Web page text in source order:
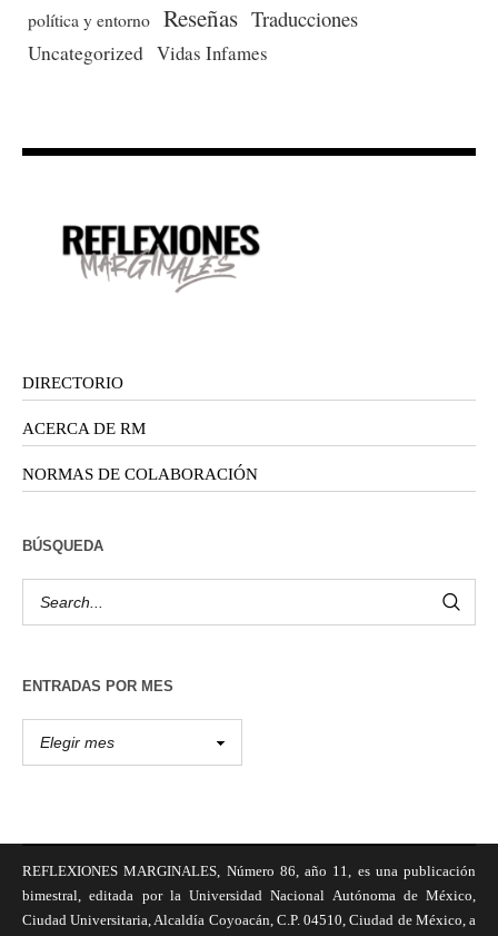
política y entorno Reseñas Traducciones
Uncategorized Vidas Infames
DIRECTORIO
ACERCA DE RM
NORMAS DE COLABORACIÓN
BÚSQUEDA
ENTRADAS POR MES
REFLEXIONES MARGINALES, Número 86, año 11, es una publicación
bimestral, editada por la Universidad Nacional Autónoma de México,
Ciudad Universitaria, Alcaldía Coyoacán, C.P. 04510, Ciudad de México, a